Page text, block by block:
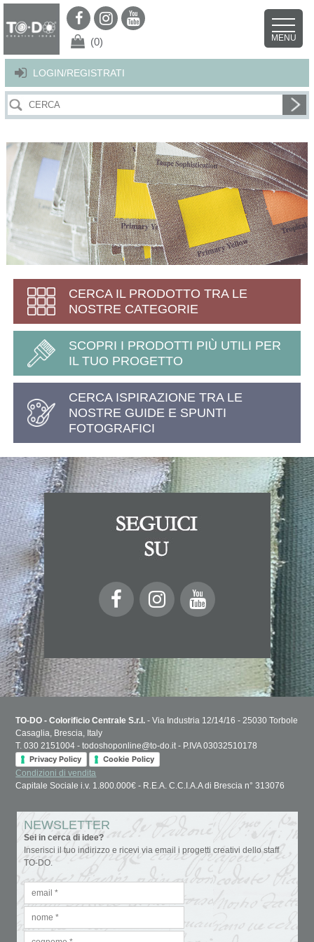
Per offrirti il miglior servizio possibile questo sito utilizza i cookies.
Continuando la navigazione nel sito autorizzi l’uso dei cookies. Per ulteriori
LOGIN/REGISTRATI
(0) MENU
CERCA IL PRODOTTO TRA LE
NOSTRE CATEGORIE
SCOPRI I PRODOTTI PIÙ UTILI PER
IL TUO PROGETTO
CERCA ISPIRAZIONE TRA LE
NOSTRE GUIDE E SPUNTI
FOTOGRAFICI
TO-DO - Colorificio Centrale S.r.l. - Via Industria 12/14/16 - 25030 Torbole
Casaglia, Brescia, Italy
T. 030 2151004 - todoshoponline@to-do.it - P.IVA 03032510178
Privacy Policy
Cookie Policy
Condizioni di vendita
Capitale Sociale i.v. 1.800.000€ - R.E.A. C.C.I.A.A di Brescia n° 313076
NEWSLETTER
Sei in cerca di idee?
Inserisci il tuo indirizzo e ricevi via email i progetti creativi dello staff
TO-DO.